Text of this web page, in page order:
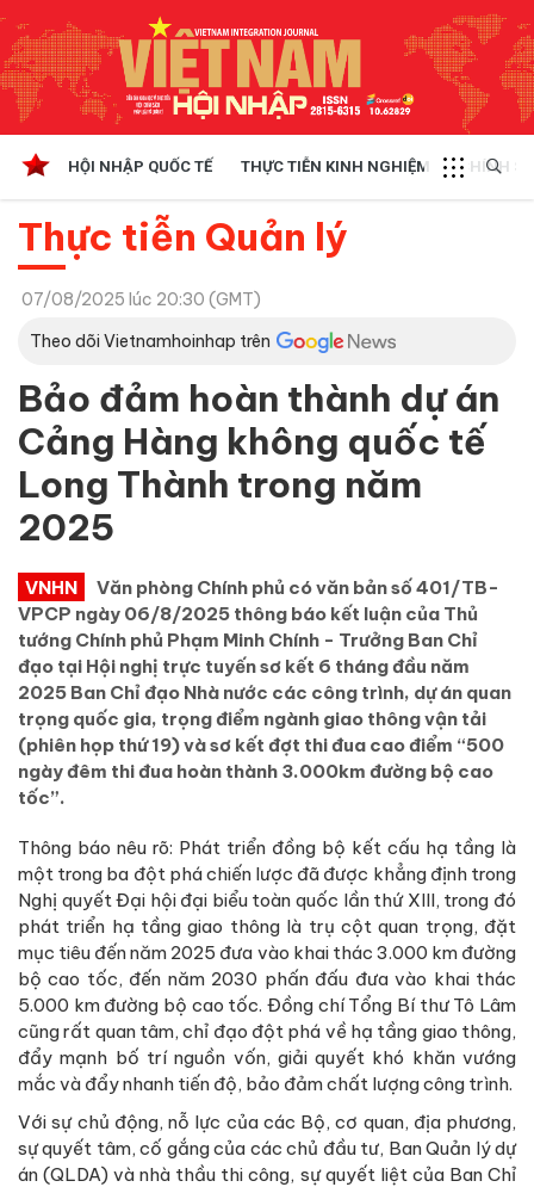
HỘI NHẬP QUỐC TẾ THỰC TIỄN KINH NGHIỆM CHÍNH
Thực tiễn Quản lý
07/08/2025 lúc 20:30 (GMT)
Theo dõi Vietnamhoinhap trên
Bảo đảm hoàn thành dự án
Cảng Hàng không quốc tế
Long Thành trong năm
2025
VNHN
Văn phòng Chính phủ có văn bản số 401/TB-
VPCP ngày 06/8/2025 thông báo kết luận của Thủ
tướng Chính phủ Phạm Minh Chính - Trưởng Ban Chỉ
đạo tại Hội nghị trực tuyến sơ kết 6 tháng đầu năm
2025 Ban Chỉ đạo Nhà nước các công trình, dự án quan
trọng quốc gia, trọng điểm ngành giao thông vận tải
(phiên họp thứ 19) và sơ kết đợt thi đua cao điểm “500
ngày đêm thi đua hoàn thành 3.000km đường bộ cao
tốc”.
Thông báo nêu rõ: Phát triển đồng bộ kết cấu hạ tầng là
một trong ba đột phá chiến lược đã được khẳng định trong
Nghị quyết Đại hội đại biểu toàn quốc lần thứ XIII, trong đó
phát triển hạ tầng giao thông là trụ cột quan trọng, đặt
mục tiêu đến năm 2025 đưa vào khai thác 3.000 km đường
bộ cao tốc, đến năm 2030 phấn đấu đưa vào khai thác
5.000 km đường bộ cao tốc. Đồng chí Tổng Bí thư Tô Lâm
cũng rất quan tâm, chỉ đạo đột phá về hạ tầng giao thông,
đẩy mạnh bố trí nguồn vốn, giải quyết khó khăn vướng
mắc và đẩy nhanh tiến độ, bảo đảm chất lượng công trình.
Với sự chủ động, nỗ lực của các Bộ, cơ quan, địa phương,
sự quyết tâm, cố gắng của các chủ đầu tư, Ban Quản lý dự
án (QLDA) và nhà thầu thi công, sự quyết liệt của Ban Chỉ